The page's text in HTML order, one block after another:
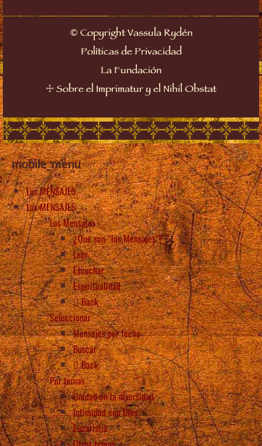
©Copyright Vassula Rydén
Políticas de Privacidad
La Fundación
☩ Sobre el Imprimatur y el Nihil Obstat
mobile_menu
Los MENSAJES
Los MENSAJES
Los Mensajes
¿Qué son “los Mensajes”?
Leer
Escuchar
Espiritualidad
Back
Seleccionar
Mensajes por fecha
Buscar
Back
Por temas
Unidad en la diversidad
Intimidad con Dios
Eucaristía